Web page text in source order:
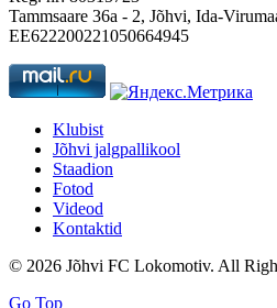
Tammsaare 36a - 2, Jõhvi, Ida-
EE622200221050664945
Klubist
Jõhvi jalgpallikool
Staadion
Fotod
Videod
Kontaktid
© 2026 Jõhvi FC Lokomotiv. All
Go Top